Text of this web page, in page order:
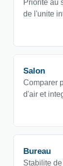
Priorite au
de l'unite
Salon
Comparer
d'air et
Bureau
Stabilite